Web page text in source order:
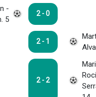
-
5
2 - 0
2 - 1
2 - 2